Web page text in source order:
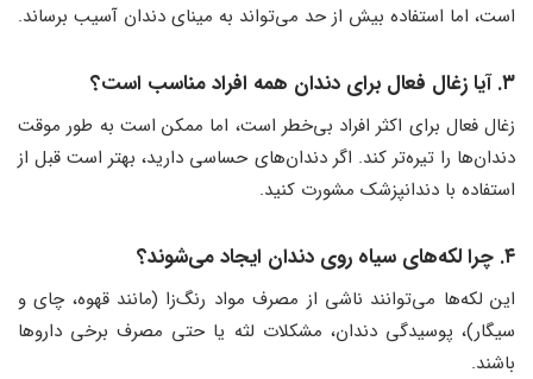
است، اما استفاده بیش از حد می‌تواند به مینای دندان آسیب برساند.
۳. آیا زغال فعال برای دندان همه افراد مناسب است؟
زغال فعال برای اکثر افراد بی‌خطر است، اما ممکن است به طور موقت
دندان‌ها را تیره‌تر کند. اگر دندان‌های حساسی دارید، بهتر است قبل از
استفاده با دندانپزشک مشورت کنید.
۴. چرا لکه‌های سیاه روی دندان ایجاد می‌شوند؟
این لکه‌ها می‌توانند ناشی از مصرف مواد رنگ‌زا (مانند قهوه، چای و
سیگار)، پوسیدگی دندان، مشکلات لثه یا حتی مصرف برخی داروها
باشند.